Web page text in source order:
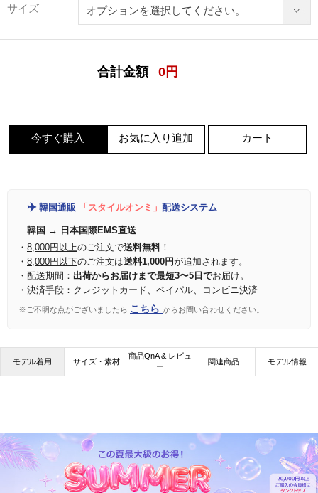
サイズ
合計金額 0 円
今すぐ購入 お気に入り追加 カート
✈️ 韓国通販 「スタイルオンミ」 配送システム
韓国 → 日本国際EMS直送
・ 8,000円以上のご注文で送料無料！
・ 8,000円以下のご注文は送料1,000円が追加されます。
・配送期間： 出荷からお届けまで最短3〜5日でお届け。
・決済手段：クレジットカード、ペイパル、コンビニ決済
※ご不明な点がございましたら こちら からお問い合わせください。
モデル着用 サイズ・素材
商品QnA & レビュ
ー
関連商品 モデル情報